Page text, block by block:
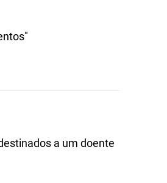
a um doente